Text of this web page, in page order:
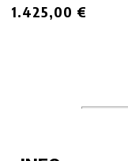
1.425,00 €